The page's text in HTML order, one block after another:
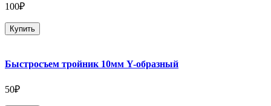
100₽
Купить
Быстросъем тройник 10мм Y-образный
50₽